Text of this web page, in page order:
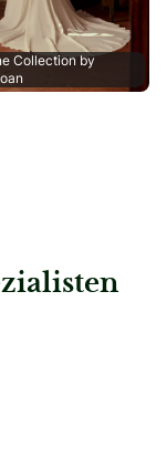
Collection by